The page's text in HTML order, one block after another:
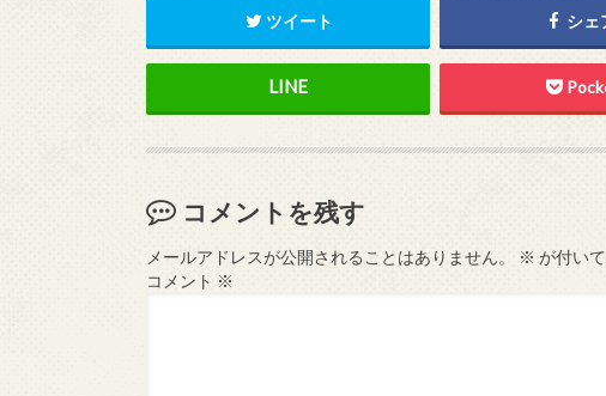
ツイート シェ
コメントを残す
メールアドレスが公開されることはありません。 ※ が付い
コメント ※